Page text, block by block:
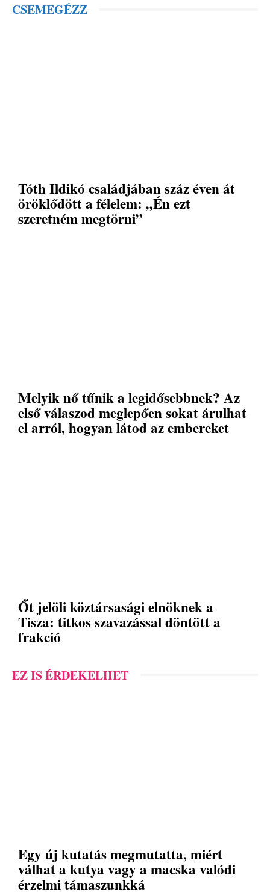
CSEMEGÉZZ
Tóth Ildikó családjában száz éven át
öröklődött a félelem: „Én ezt
szeretném megtörni”
Melyik nő tűnik a legidősebbnek? Az
első válaszod meglepően sokat árulhat
el arról, hogyan látod az embereket
Őt jelöli köztársasági elnöknek a
Tisza: titkos szavazással döntött a
frakció
EZ IS ÉRDEKELHET
Egy új kutatás megmutatta, miért
válhat a kutya vagy a macska valódi
érzelmi támaszunkká